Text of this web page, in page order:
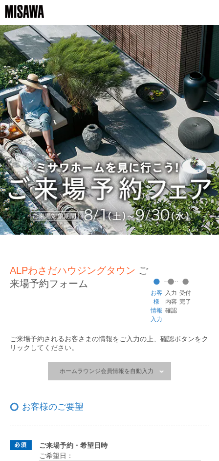
ALPわさだハウジングタウン ご
来場予約フォーム
お客
様
情報
入力
入力
内容
確認
受付
完了
ご来場予約されるお客さまの情報をご入力の上、 確認ボタンをク
リックしてください。
ホームラウンジ会員情報を自動入力
お客様のご要望
ご来場予約・希望日時
ご希望日：